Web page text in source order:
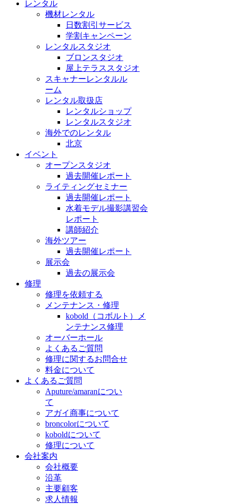
レンタル
機材レンタル
日数割引サービス
学割キャンペーン
レンタルスタジオ
ブロンスタジオ
屋上テラススタジオ
スキャナーレンタルル
ーム
レンタル取扱店
レンタルショップ
レンタルスタジオ
海外でのレンタル
北京
イベント
オープンスタジオ
過去開催レポート
ライティングセミナー
過去開催レポート
水着モデル撮影講習会
レポート
講師紹介
海外ツアー
過去開催レポート
展示会
過去の展示会
修理
修理を依頼する
メンテナンス・修理
kobold（コボルト）メ
ンテナンス修理
オーバーホール
よくあるご質問
修理に関するお問合せ
料金について
よくあるご質問
Aputure/amaranについ
て
アガイ商事について
broncolorについて
koboldについて
修理について
会社案内
会社概要
沿革
主要顧客
求人情報